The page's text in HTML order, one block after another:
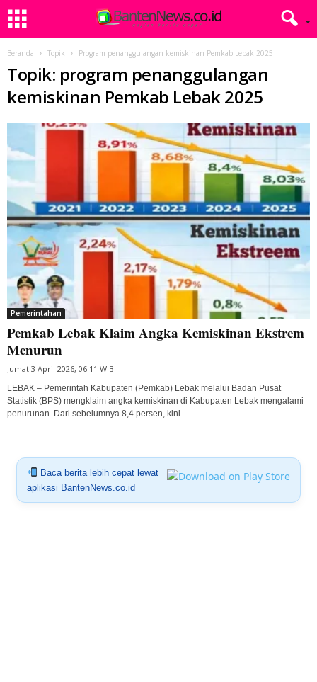
Beranda Topik Program penanggulangan kemiskinan Pemkab Lebak 2025
Topik: program penanggulangan
kemiskinan Pemkab Lebak 2025
Pemerintahan
Pemkab Lebak Klaim Angka Kemiskinan Ekstrem
Menurun
Jumat 3 April 2026, 06:11 WIB
LEBAK – Pemerintah Kabupaten (Pemkab) Lebak melalui Badan Pusat
Statistik (BPS) mengklaim angka kemiskinan di Kabupaten Lebak mengalami
penurunan. Dari sebelumnya 8,4 persen, kini...
Baca berita lebih cepat lewat
aplikasi BantenNews.co.id